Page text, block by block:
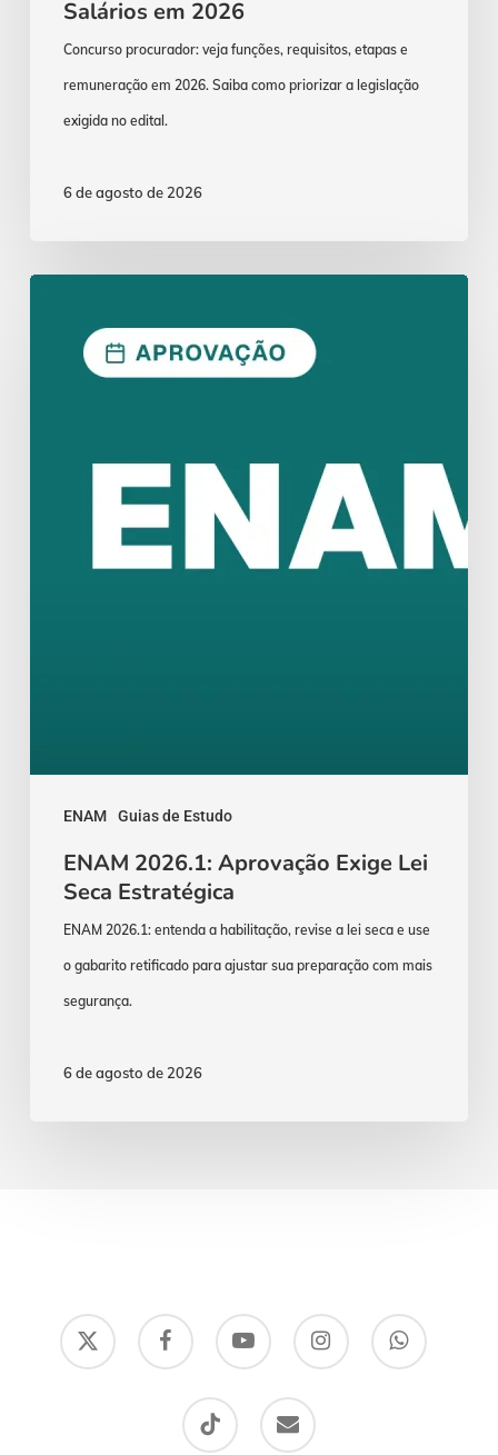
Salários em 2026
Concurso procurador: veja funções, requisitos, etapas e
remuneração em 2026. Saiba como priorizar a legislação
exigida no edital.
6 de agosto de 2026
ENAM Guias de Estudo
Aprovação
Estratégica
ENAM 2026.1: Aprovação Exige Lei
Seca Estratégica
ENAM 2026.1: entenda a habilitação, revise a lei seca e use
o gabarito retificado para ajustar sua preparação com mais
segurança.
6 de agosto de 2026
x-
twitter
facebook youtube instagram whatsapp
tiktok email